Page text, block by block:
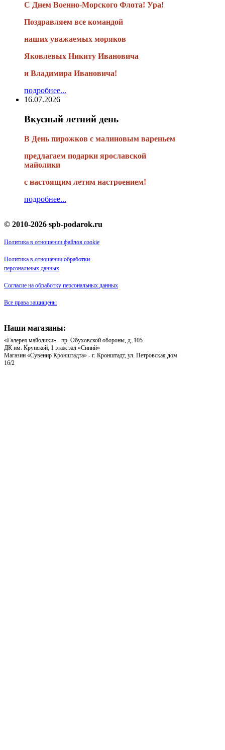
С Днем Военно-Морского Флота! Ура!
Поздравляем все командой
наших уважаемых моряков
Яковлевых Никиту Ивановича
и Владимира Ивановича!
подробнее...
16.07.2026
Вкусный летний день
В День пирожков с малиновым вареньем
предлагаем подарки ярославской
майолики
с настоящим летим настроением!
подробнее...
© 2010-2026 spb-podarok.ru
Политика в отношении файлов cookie
Политика в отношении обработки
персональных данных
Согласие на обработку персональных данных
Все права защищены
Наши магазины:
«Галерея майолики» - пр. Обуховской обороны, д. 105
ДК им. Крупской, 1 этаж зал «Синий»
Магазин «Сувенир Кронштадта» - г. Кронштадт, ул. Петровская дом
16/2